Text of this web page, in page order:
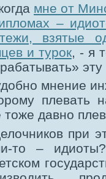
мне от
–
взятые
и турок, - я
мнение
плевать
тоже давно
при
то –